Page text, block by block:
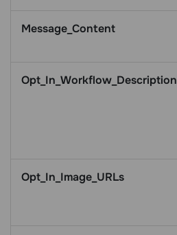
Message_Content
Opt_In_Workflow_Description
Opt_In_Image_URLs